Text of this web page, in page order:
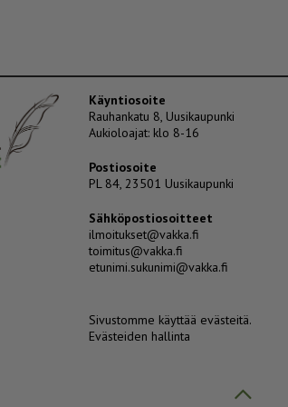
Käyntiosoite
Rauhankatu 8, Uusikaupunki
Aukioloajat: klo 8-16
Postiosoite
PL 84, 23501 Uusikaupunki
Sähköpostiosoitteet
ilmoitukset@vakka.fi
toimitus@vakka.fi
etunimi.sukunimi@vakka.fi
Sivustomme käyttää evästeitä.
Evästeiden hallinta